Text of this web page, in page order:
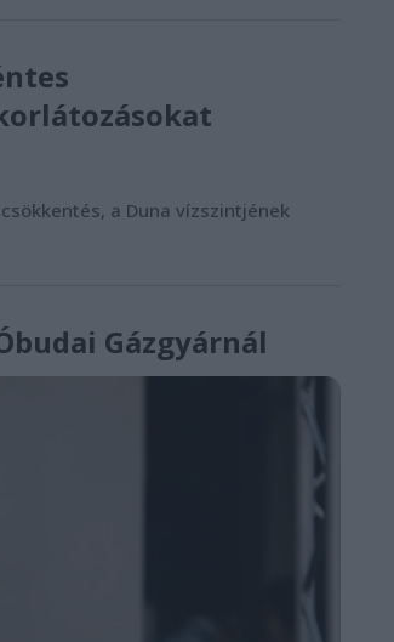
a Duna vízszintjének
Gázgyárnál